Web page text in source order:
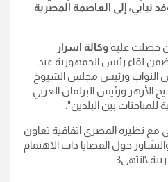
نيابي، إلى العاصمة المصرية
حصلت عليهوكالة اسرار
لقاء رئيس الجمهورية عبد
النواب ورئيس مجلس الشيوخ
الأزهر ورئيس البرلمان العربي
بين البلدين".
مع نظيره المصري اتفاقية تعاون
حول القضايا ذات الاهتمام